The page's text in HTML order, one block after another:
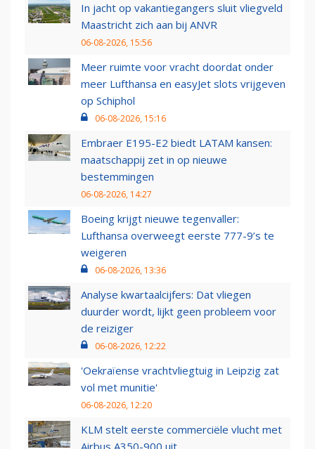
In jacht op vakantiegangers sluit vliegveld
Maastricht zich aan bij ANVR
06-08-2026, 15:56
Meer ruimte voor vracht doordat onder
meer Lufthansa en easyJet slots vrijgeven
op Schiphol
06-08-2026, 15:16
Embraer E195-E2 biedt LATAM kansen:
maatschappij zet in op nieuwe
bestemmingen
06-08-2026, 14:27
Boeing krijgt nieuwe tegenvaller:
Lufthansa overweegt eerste 777-9’s te
weigeren
06-08-2026, 13:36
Analyse kwartaalcijfers: Dat vliegen
duurder wordt, lijkt geen probleem voor
de reiziger
06-08-2026, 12:22
'Oekraïense vrachtvliegtuig in Leipzig zat
vol met munitie'
06-08-2026, 12:20
KLM stelt eerste commerciële vlucht met